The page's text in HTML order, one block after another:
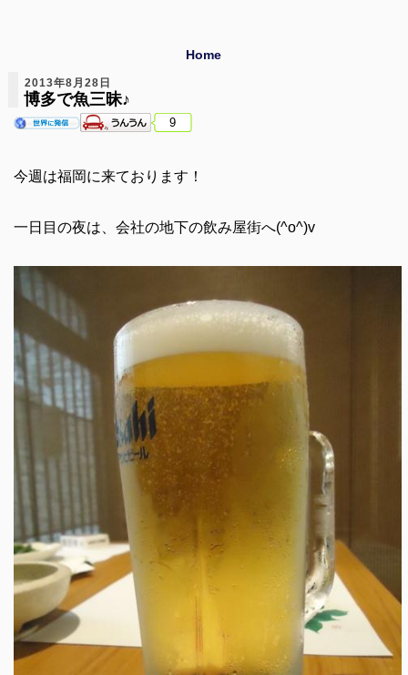
Home
2013年8月28日
博多で魚三昧♪
9
今週は福岡に来ております！
一日目の夜は、会社の地下の飲み屋街へ(^o^)v